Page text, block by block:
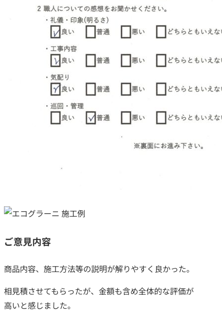
つの無料サービス
施工事例
お客様の声
ご意見内容
商品内容、施工方法等の説明が解りやすく良かった。
相見積させてもらったが、金額も含め全体的な評価が
高いと感じました。